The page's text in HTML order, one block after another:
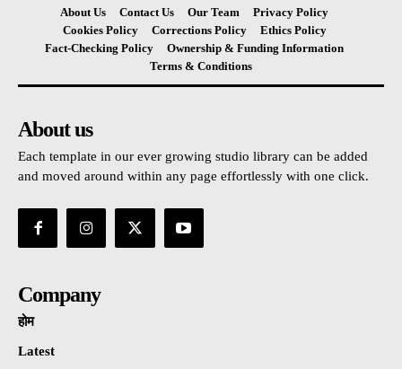
About Us Contact Us Our Team
Privacy Policy
Cookies Policy
Corrections Policy
Ethics Policy
Fact-Checking Policy
Ownership & Funding Information
Terms & Conditions
About us
Each template in our ever growing studio library can be added
and moved around within any page effortlessly with one click.
Company
होम
Latest